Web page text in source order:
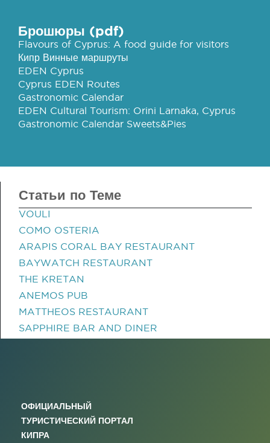
Брошюры (pdf)
Flavours of Cyprus: A food guide for visitors
Кипр Винные маршруты
EDEN Cyprus
Cyprus EDEN Routes
Gastronomic Calendar
EDEN Cultural Tourism: Orini Larnaka, Cyprus
Gastronomic Calendar Sweets&Pies
Статьи по Теме
VOULI
COMO OSTERIA
ARAPIS CORAL BAY RESTAURANT
BAYWATCH RESTAURANT
THE KRETAN
ANEMOS PUB
MATTHEOS RESTAURANT
SAPPHIRE BAR AND DINER
ОФИЦИАЛЬНЫЙ
ТУРИСТИЧЕСКИЙ ПОРТАЛ
КИПРА